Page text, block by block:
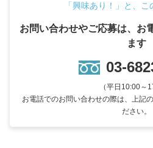
「興味あり！」と、
お問い合わせやご応募は、お
ます
03-
（平日10:00～
お電話でのお問い合わせの際は、上記
ださい。